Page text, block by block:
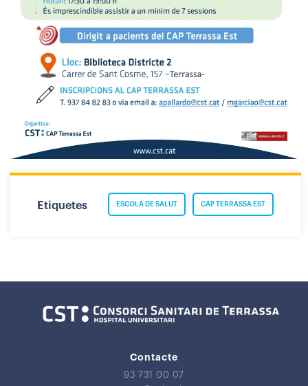
Etiquetes CAP TERRASSA EST
ESCOLA DE SALUT
Contacte
93 731 00 07